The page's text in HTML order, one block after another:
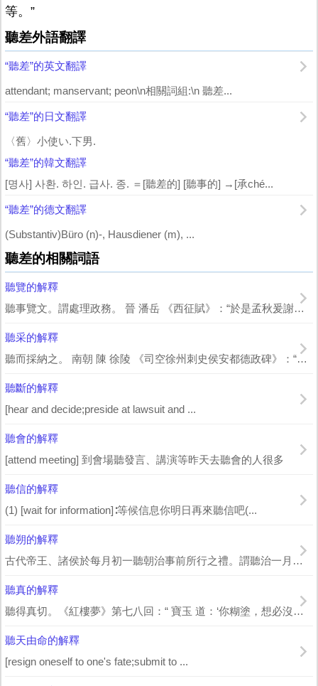
等。”
聽差外語翻譯
“聽差”的英文翻譯
attendant; manservant; peon\n相關詞組:\n 聽差...
“聽差”的日文翻譯
〈舊〉小使い.下男.
“聽差”的韓文翻譯
[명사] 사환. 하인. 급사. 종. ＝[聽差的] [聽事的] →[承ché...
“聽差”的德文翻譯
(Substantiv)Büro (n)-, Hausdiener (m), ...
聽差的相關詞語
聽覽的解釋
聽事覽文。謂處理政務。 晉 潘岳 《西征賦》：“於是孟秋爰謝，聽覽餘日，巡省農...
聽采的解釋
聽而採納之。 南朝 陳 徐陵 《司空徐州刺史侯安都德政碑》：“聽采民訟，昏曉...
聽斷的解釋
[hear and decide;preside at lawsuit and ...
聽會的解釋
[attend meeting] 到會場聽發言、講演等昨天去聽會的人很多
聽信的解釋
(1) [wait for information]∶等候信息你明日再來聽信吧(...
聽朔的解釋
古代帝王、諸侯於每月初一聽朝治事前所行之禮。謂聽治一月之政自此日告朔後始之。《禮...
聽真的解釋
聽得真切。《紅樓夢》第七八回：“ 寶玉 道：‘你糊塗，想必沒聽真’”《紅樓夢》第...
聽天由命的解釋
[resign oneself to one's fate;submit to ...